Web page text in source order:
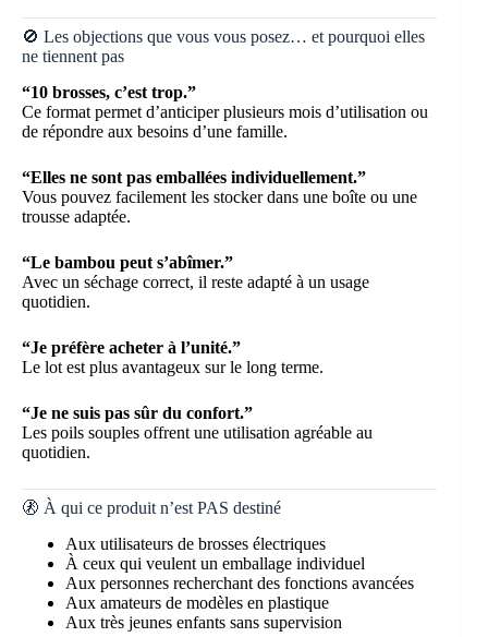
🚫 Les objections que vous vous posez… et pourquoi elles
ne tiennent pas
“10 brosses, c’est trop.”
Ce format permet d’anticiper plusieurs mois d’utilisation ou
de répondre aux besoins d’une famille.
“Elles ne sont pas emballées individuellement.”
Vous pouvez facilement les stocker dans une boîte ou une
trousse adaptée.
“Le bambou peut s’abîmer.”
Avec un séchage correct, il reste adapté à un usage
quotidien.
“Je préfère acheter à l’unité.”
Le lot est plus avantageux sur le long terme.
“Je ne suis pas sûr du confort.”
Les poils souples offrent une utilisation agréable au
quotidien.
🚷 À qui ce produit n’est PAS destiné
Aux utilisateurs de brosses électriques
À ceux qui veulent un emballage individuel
Aux personnes recherchant des fonctions avancées
Aux amateurs de modèles en plastique
Aux très jeunes enfants sans supervision